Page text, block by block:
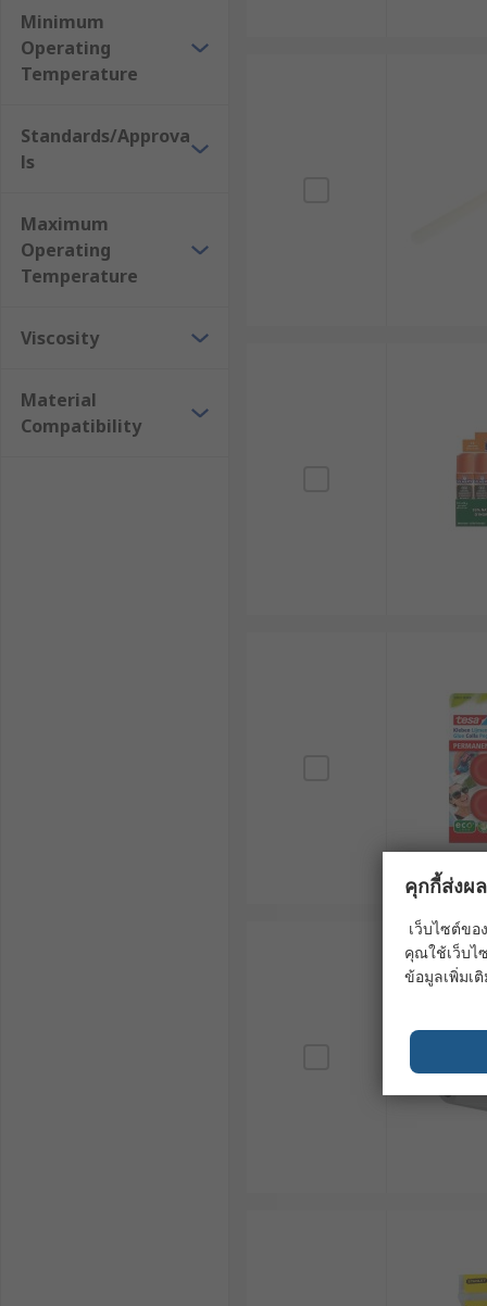
Minimum
Operating
Temperature
Standards/Approva
ls
Maximum
Operating
Temperature
Viscosity
Material
Compatibility
คุกกี้ส่งผ
เว็บไซต์ข
คุณใช้เว็บไ
ข้อมูลเพิ่มเ